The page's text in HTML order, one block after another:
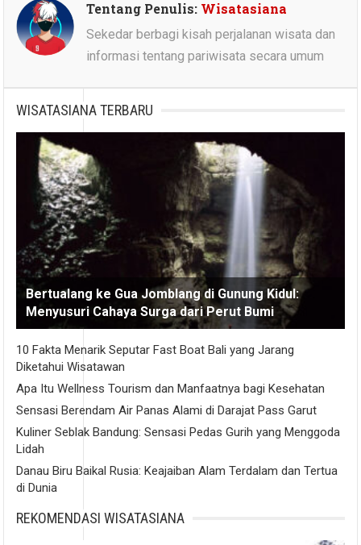
Tentang Penulis: Wisatasiana
Sekedar berbagi kisah perjalanan wisata dan
informasi tentang pariwisata secara umum
WISATASIANA TERBARU
Bertualang ke Gua Jomblang di Gunung Kidul:
Menyusuri Cahaya Surga dari Perut Bumi
10 Fakta Menarik Seputar Fast Boat Bali yang Jarang
Diketahui Wisatawan
Apa Itu Wellness Tourism dan Manfaatnya bagi Kesehatan
Sensasi Berendam Air Panas Alami di Darajat Pass Garut
Kuliner Seblak Bandung: Sensasi Pedas Gurih yang Menggoda
Lidah
Danau Biru Baikal Rusia: Keajaiban Alam Terdalam dan Tertua
di Dunia
REKOMENDASI WISATASIANA